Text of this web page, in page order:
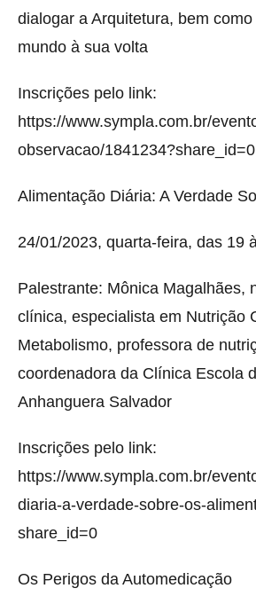
dialogar a Arquitetura, bem
mundo à sua volta
Inscrições pelo link:
https://www.sympla.com.br/
observacao/1841234?share_id=0
Alimentação Diária: A Verdade
24/01/2023, quarta-feira, das 19
Palestrante: Mônica Magalhães,
clínica, especialista em Nutrição
Metabolismo, professora de
coordenadora da Clínica Escola
Anhanguera Salvador
Inscrições pelo link:
https://www.sympla.com.br/
diaria-a-verdade-sobre-os-
share_id=0
Os Perigos da Automedicação